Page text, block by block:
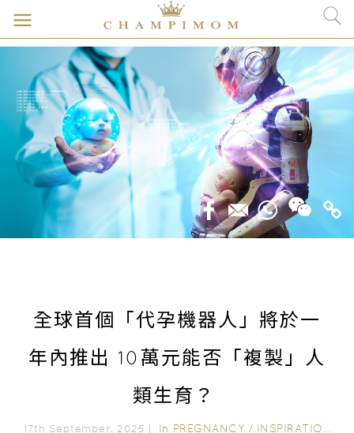
全球首個「代孕機器人」將於一
年內推出 10萬元能否「複製」人
類生育？
17th September, 2025｜ In PREGNANCY / INSPIRATION & LIFESTYLE